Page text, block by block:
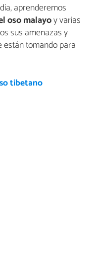
aprenderemos
oso malayoy varias
sus amenazas y
tomando para
tibetano